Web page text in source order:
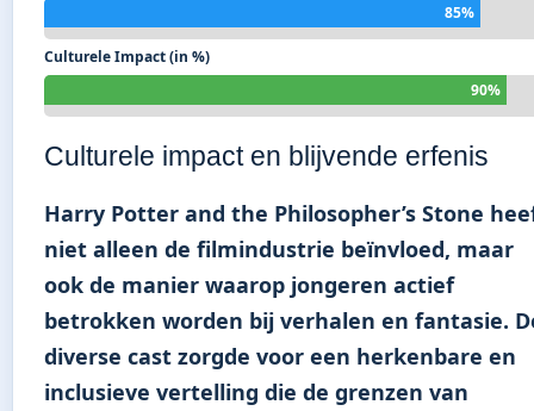
85%
Culturele Impact (in %)
90%
Culturele impact en blijvende erfenis
Harry Potter and the Philosopher’s Stone
niet alleen de filmindustrie beïnvloed, maar
ook de manier waarop jongeren actief
betrokken worden bij verhalen en fantasie.
diverse cast zorgde voor een herkenbare en
inclusieve vertelling die de grenzen van